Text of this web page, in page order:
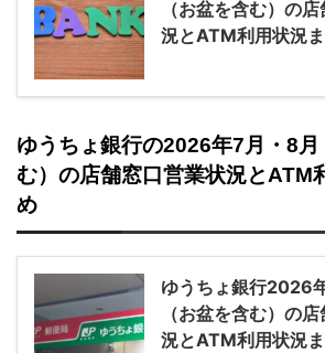
（お盆を含む）の
況とATM利用状況
ゆうちょ銀行の2026年7月・8
む）の店舗窓口営業状況とATM
め
ゆうちょ銀行2026
（お盆を含む）の
況とATM利用状況